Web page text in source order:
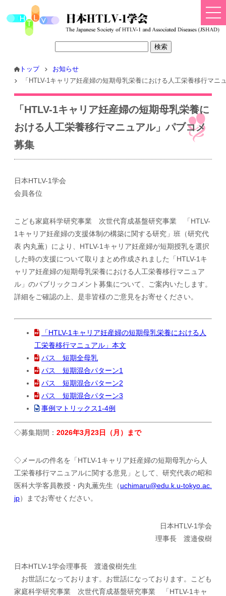
トップ
お知らせ
「HTLV-1キャリア妊産婦の短期母乳栄養における人工栄養移行マニ
「HTLV-1キャリア妊産婦の短期母乳栄養に
おける人工栄養移行マニュアル」パブコメ
募集
日本HTLV-1学会
会員各位
こども家庭科学研究事業 次世代育成基盤研究事業 「HTLV-
1キャリア妊産婦の支援体制の構築に関する研究」班（研究代
表 内丸薫）により、HTLV-1キャリア妊産婦が短期授乳を選択
した時の支援について取りまとめ作成されました「HTLV-1キ
ャリア妊産婦の短期母乳栄養における人工栄養移行マニュア
ル」のパブリックコメント募集について、ご案内いたします。
詳細をご確認の上、是非皆様のご意見をお寄せください。
「HTLV-1キャリア妊産婦の短期母乳栄養における人
工栄養移行マニュアル」本文
パス 短期全母乳
パス 短期混合パターン1
パス 短期混合パターン2
パス 短期混合パターン3
事例マトリックス1-4例
◇募集期間： 2026年3月23日（月）まで
◇メールの件名を「HTLV-1キャリア妊産婦の短期母乳から人
工栄養移行マニュアルに関する意見」として、研究代表の昭和
医科大学客員教授・内丸薫先生（uchimaru@edu.k.u-tokyo.ac.
jp）までお寄せください。
日本HTLV-1学会
理事長 渡邉俊樹
日本HTLV-1学会理事長 渡邉俊樹先生
お世話になっております。お世話になっております。こども
家庭科学研究事業 次世代育成基盤研究事業 「HTLV-1キャ